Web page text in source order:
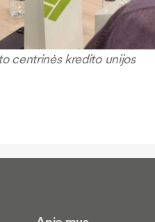
centrinės kredito unijos